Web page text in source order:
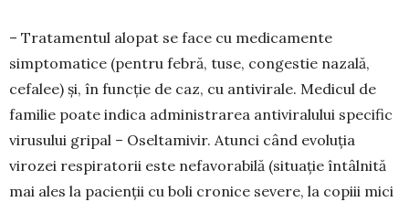
– Tratamentul alopat se face cu medicamente
simptomatice (pentru febră, tuse, congestie na­zală,
cefalee) și, în funcție de caz, cu antivirale. Medicul de
familie poate indica administrarea antiviralului specific
virusului gripal – Oselta­mivir. Atunci când evoluția
virozei respiratorii este nefavorabilă (situație întâlnită
mai ales la pacienții cu boli cronice severe, la copiii mici